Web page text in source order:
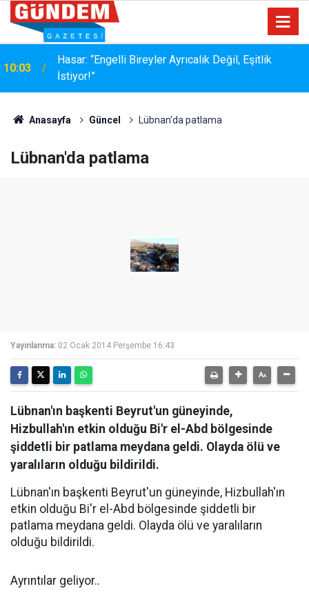
17:36
MÜŞTERİ HER ZAMAN HAKLIDIR… AMA HER
ZAMAN NAZİK DEĞİLDİR
Anasayfa Güncel Lübnan'da patlama
Lübnan'da patlama
Yayınlanma: 02 Ocak 2014 Perşembe 16:43
Lübnan'ın başkenti Beyrut'un güneyinde,
Hizbullah'ın etkin olduğu Bi'r el-Abd bölgesinde
şiddetli bir patlama meydana geldi. Olayda ölü ve
yaralıların olduğu bildirildi.
Lübnan'ın başkenti Beyrut'un güneyinde, Hizbullah'ın
etkin olduğu Bi'r el-Abd bölgesinde şiddetli bir
patlama meydana geldi. Olayda ölü ve yaralıların
olduğu bildirildi.
Ayrıntılar geliyor..